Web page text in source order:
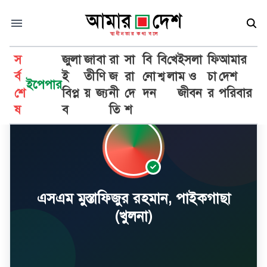
স
র্ব
শে
ষ
ইপেপার
জুলা
ই
বিপ্ল
ব
জা
তী
য়
বা
ণি
জ্য
রা
জ
নী
তি
সা
রা
দে
শ
বি
নো
দন
বি
শ্ব
খে
লা
ইসলা
ম ও
জীবন
ফি
চা
র
আমার
দেশ
পরিবার
এসএম মুস্তাফিজুর রহমান, পাইকগাছা
(খুলনা)